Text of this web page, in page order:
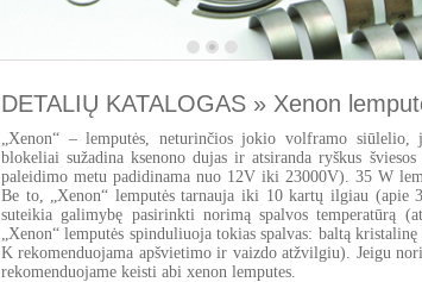
DETALIŲ KATALOGAS » Xenon
„Xenon“ – lemputės, neturinčios jokio volframo
blokeliai sužadina ksenono dujas ir atsiranda ryškus
paleidimo metu padidinama nuo 12V iki 23000V). 35 W
Be to, „Xenon“ lemputės tarnauja iki 10 kartų ilgiau
suteikia galimybę pasirinkti norimą spalvos temperatūrą
„Xenon“ lemputės spinduliuoja tokias spalvas: baltą
K rekomenduojama apšvietimo ir vaizdo atžvilgiu). Jeigu
rekomenduojame keisti abi xenon lemputes.